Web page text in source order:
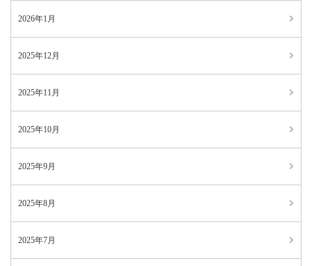
2026年1月
2025年12月
2025年11月
2025年10月
2025年9月
2025年8月
2025年7月